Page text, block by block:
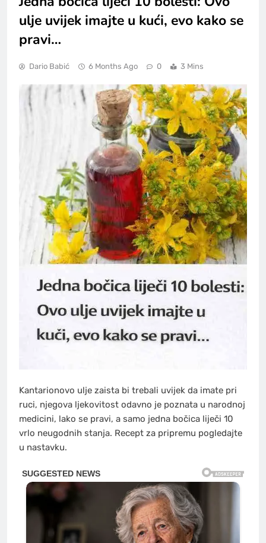
ulje uvijek imajte u kući, evo kako se
pravi…
Dario Babić 6 Months Ago 0 3 Mins
Kantarionovo ulje zaista bi trebali uvijek da imate pri
ruci, njegova ljekovitost odavno je poznata u narodnoj
medicini, lako se pravi, a samo jedna bočica liječi 10
vrlo neugodnih stanja. Recept za pripremu pogledajte
u nastavku.